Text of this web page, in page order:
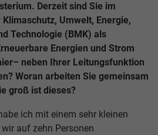
Derzeit sind Sie im
Umwelt, Energie,
Technologie (BMK) als
Energien und Strom
neben Ihrer Leitungsfunktion
Woran arbeiten Sie gemeinsam
groß ist dieses?
ich mit einem sehr kleinen
auf zehn Personen